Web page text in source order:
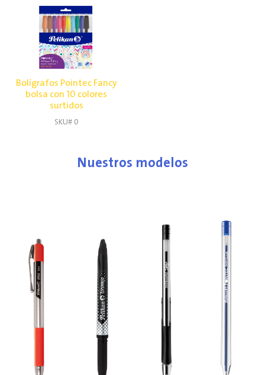
Bolígrafos Pointec Fancy
bolsa con 10 colores
surtidos
SKU# 0
Nuestros modelos